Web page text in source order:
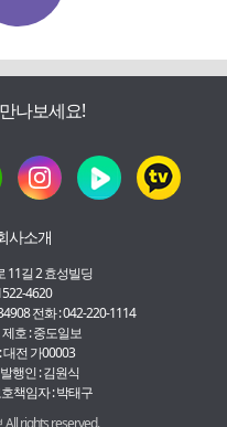
나보세요!
사소개
11길 2 효성빌딩
4620
전화 : 042-220-1114
호 : 중도일보
전 가00003
행인 : 김원식
책임자 : 박태구